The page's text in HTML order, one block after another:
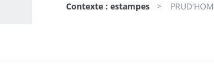
Contexte : estampes